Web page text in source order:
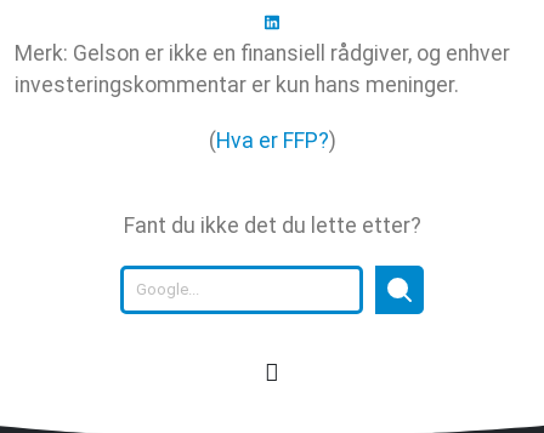
Merk: Gelson er ikke en finansiell rådgiver, og enhver
investeringskommentar er kun hans meninger.
(Hva er FFP?)
Fant du ikke det du lette etter?